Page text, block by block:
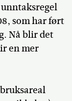
som har ført
Nå blir det
en mer